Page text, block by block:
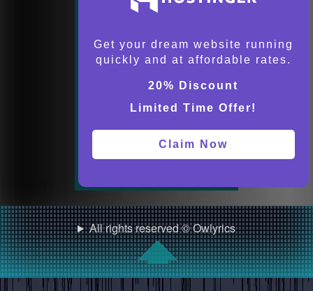
Get your dream website running
quickly and at affordable rates.
20% Discount
Limited Time Offer!
Claim Now
All rights reserved © Owlyrics